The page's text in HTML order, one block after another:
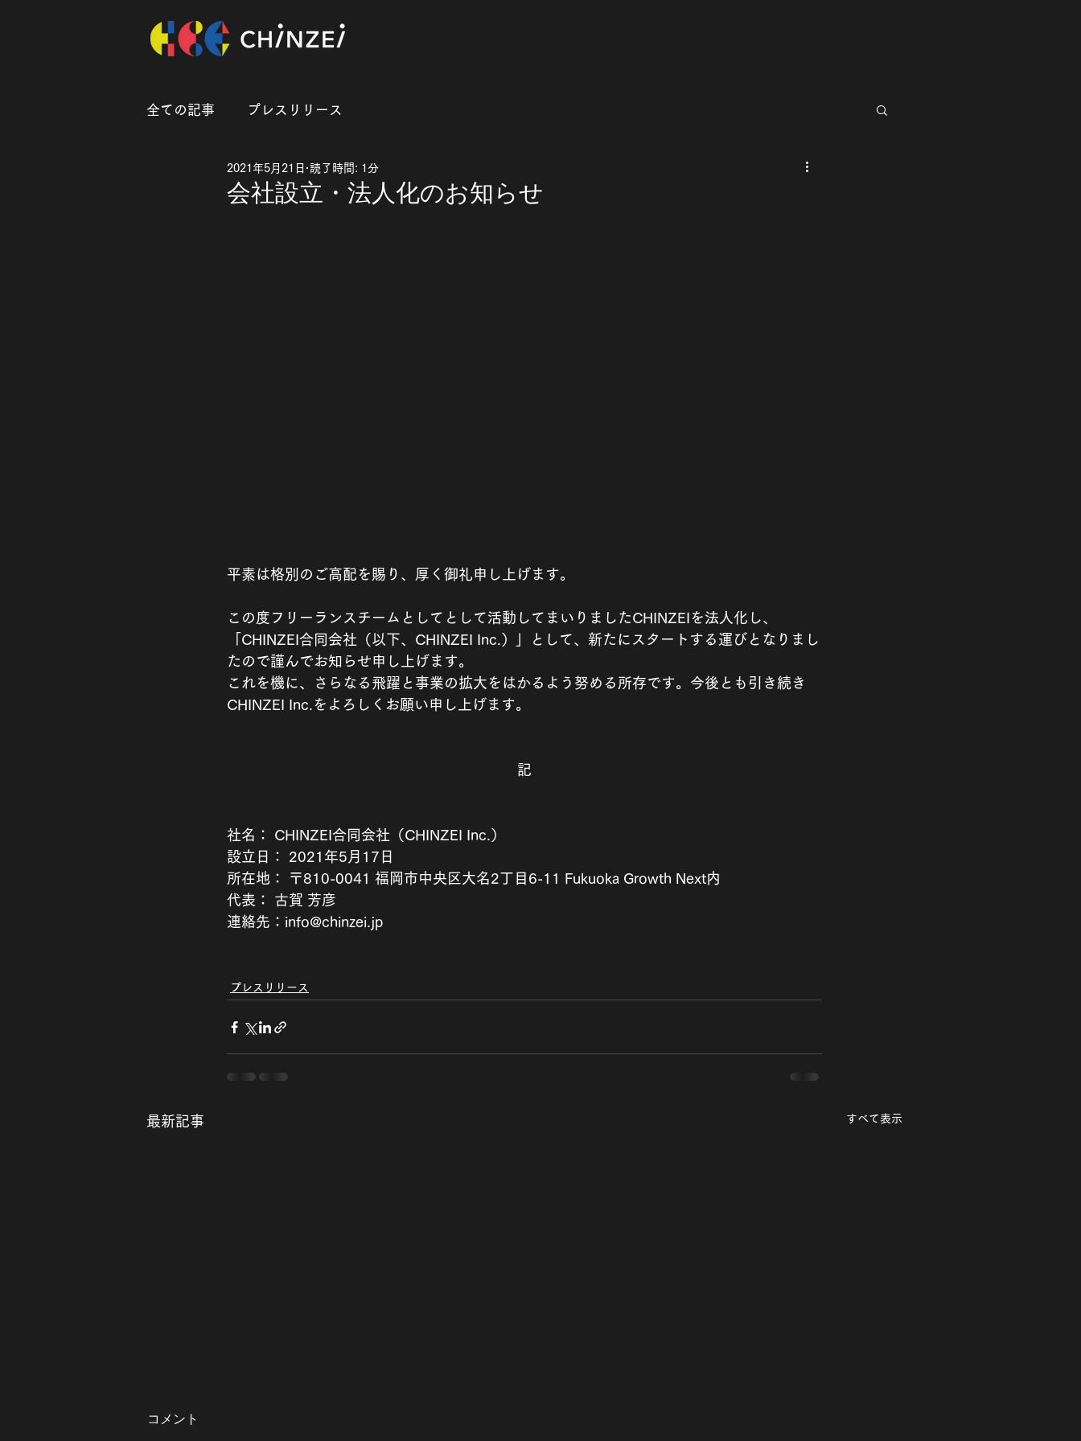
全ての記事 プレスリリース
会社設立・法人化のお知らせ
2021年5月21日 読了時間: 1分
平素は格別のご高配を賜り、厚く御礼申し上げます。
この度フリーランスチームとしてとして活動してまいりましたCHINZEIを法人化し、
「CHINZEI合同会社（以下、CHINZEI Inc.）」として、新たにスタートする運びとなりまし
たので謹んでお知らせ申し上げます。
これを機に、さらなる飛躍と事業の拡大をはかるよう努める所存です。今後とも引き続き
CHINZEI Inc.をよろしくお願い申し上げます。
記
社名： CHINZEI合同会社（CHINZEI Inc.）
設立日： 2021年5月17日
所在地： 〒810-0041 福岡市中央区大名2丁目6-11 Fukuoka Growth Next内
代表： 古賀 芳彦
連絡先：info@chinzei.jp
プレスリリース
最新記事 すべて表示
コメント